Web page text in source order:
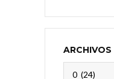
ARCHIVOS